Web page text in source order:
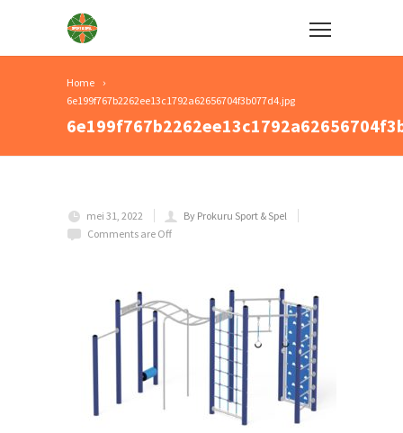
Home
6e199f767b2262ee13c1792a62656704f3b077d4.jpg
mei 31, 2022
By Prokuru Sport & Spel
Comments are Off